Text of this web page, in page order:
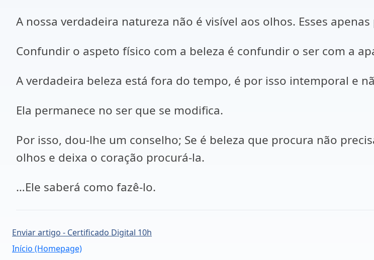
A nossa verdadeira natureza não é visível aos olhos. Esses
Confundir o aspeto físico com a beleza é confundir o ser com a
A verdadeira beleza está fora do tempo, é por isso intemporal e
Ela permanece no ser que se modifica.
Por isso, dou-lhe um conselho; Se é beleza que procura não
olhos e deixa o coração procurá-la.
…Ele saberá como fazê-lo.
Enviar artigo - Certificado Digital 10h
Início (Homepage)